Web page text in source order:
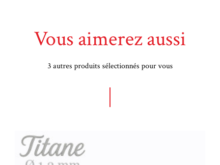
Vous aimerez aussi
3 autres produits sélectionnés pour vous